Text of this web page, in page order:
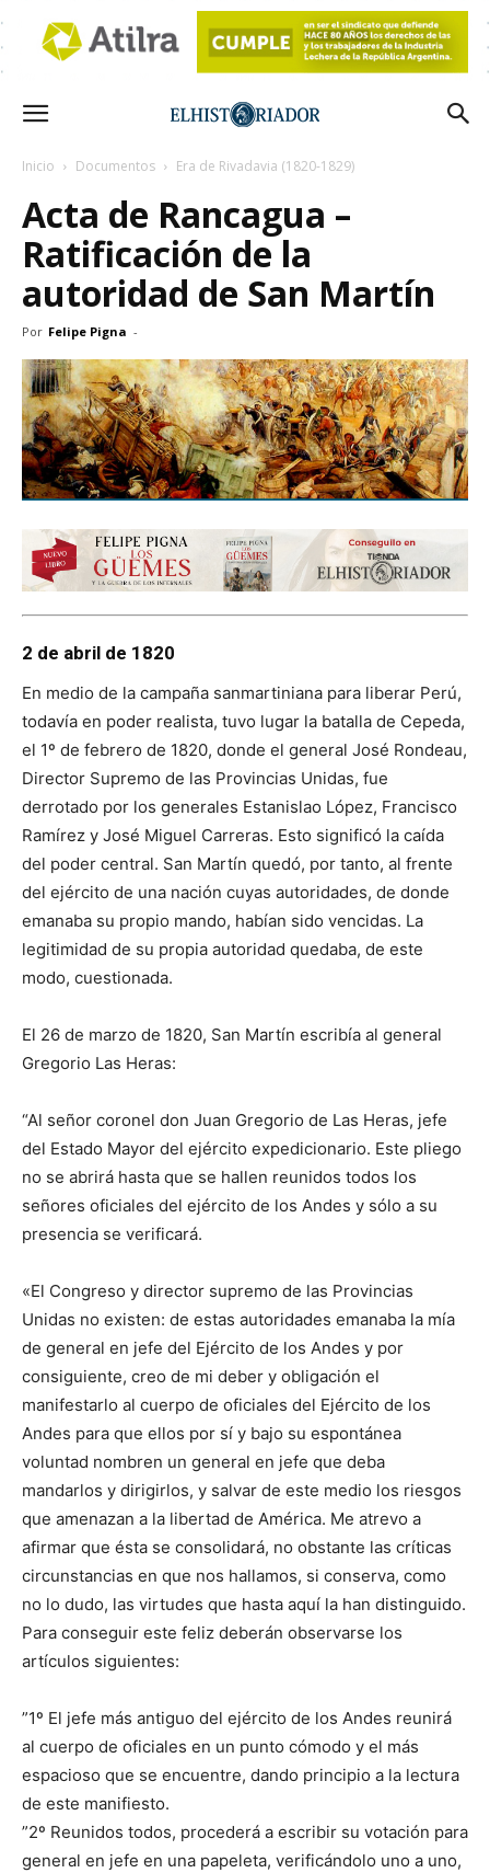
Inicio Documentos Era de Rivadavia (1820-1829)
Acta de Rancagua –
Ratificación de la
autoridad de San Martín
Por Felipe Pigna -
2 de abril de 1820
En medio de la campaña sanmartiniana para liberar Perú,
todavía en poder realista, tuvo lugar la batalla de Cepeda,
el 1º de febrero de 1820, donde el general José Rondeau,
Director Supremo de las Provincias Unidas, fue
derrotado por los generales Estanislao López, Francisco
Ramírez y José Miguel Carreras. Esto significó la caída
del poder central. San Martín quedó, por tanto, al frente
del ejército de una nación cuyas autoridades, de donde
emanaba su propio mando, habían sido vencidas. La
legitimidad de su propia autoridad quedaba, de este
modo, cuestionada.
El 26 de marzo de 1820, San Martín escribía al general
Gregorio Las Heras:
“Al señor coronel don Juan Gregorio de Las Heras, jefe
del Estado Mayor del ejército expedicionario. Este pliego
no se abrirá hasta que se hallen reunidos todos los
señores oficiales del ejército de los Andes y sólo a su
presencia se verificará.
«El Congreso y director supremo de las Provincias
Unidas no existen: de estas autoridades emanaba la mía
de general en jefe del Ejército de los Andes y por
consiguiente, creo de mi deber y obligación el
manifestarlo al cuerpo de oficiales del Ejército de los
Andes para que ellos por sí y bajo su espontánea
voluntad nombren un general en jefe que deba
mandarlos y dirigirlos, y salvar de este medio los riesgos
que amenazan a la libertad de América. Me atrevo a
afirmar que ésta se consolidará, no obstante las críticas
circunstancias en que nos hallamos, si conserva, como
no lo dudo, las virtudes que hasta aquí la han distinguido.
Para conseguir este feliz deberán observarse los
artículos siguientes:
”1º El jefe más antiguo del ejército de los Andes reunirá
al cuerpo de oficiales en un punto cómodo y el más
espacioso que se encuentre, dando principio a la lectura
de este manifiesto.
”2º Reunidos todos, procederá a escribir su votación para
general en jefe en una papeleta, verificándolo uno a uno,